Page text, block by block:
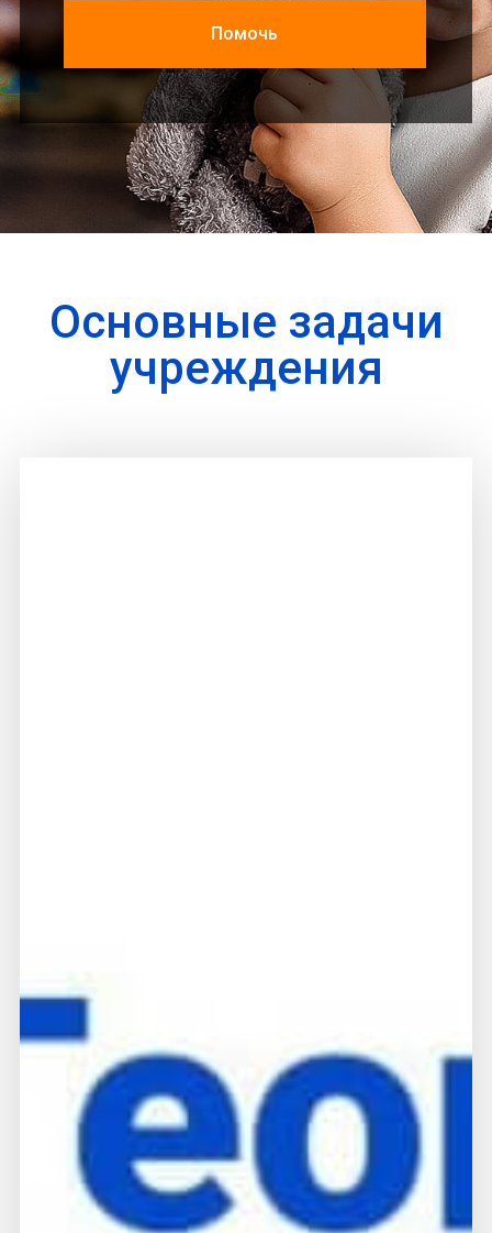
Помочь
Основные задачи
учреждения